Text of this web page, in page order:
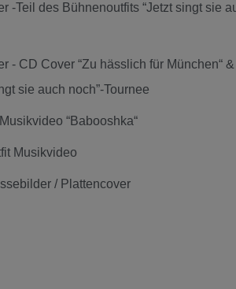
-Teil des Bühnenoutfits “Jetzt singt sie
- CD Cover “Zu hässlich für München“ &
sie auch noch”-Tournee
“Babooshka“
Musikvideo
/ Plattencover